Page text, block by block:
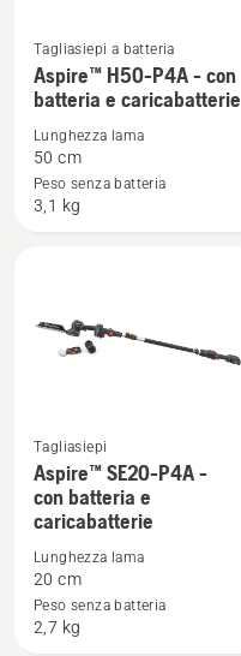
Vedi
maggiori
dettagli
su
Aspire™
H50-
Tagliasiepi a batteria
Aspire™ H50-P4A - con
batteria e caricabatterie
Lunghezza lama
50 cm
Peso senza batteria
3,1 kg
Vedi
maggiori
dettagli
su
Aspire™
SE20-
P4A
Tagliasiepi
Aspire™ SE20-P4A -
con batteria e
caricabatterie
Lunghezza lama
20 cm
Peso senza batteria
2,7 kg